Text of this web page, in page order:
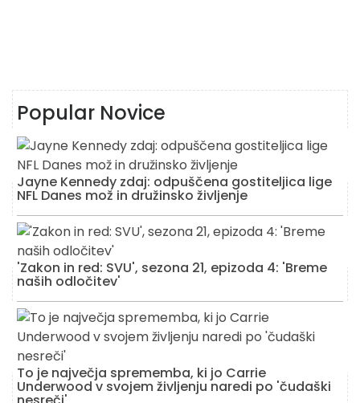
Popular Novice
Jayne Kennedy zdaj: odpuščena gostiteljica lige
NFL Danes mož in družinsko življenje
'Zakon in red: SVU', sezona 21, epizoda 4: 'Breme
naših odločitev'
To je največja sprememba, ki jo Carrie
Underwood v svojem življenju naredi po 'čudaški